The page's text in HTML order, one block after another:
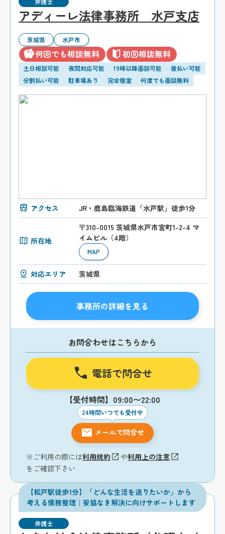
アディーレ法律事務所 水戸支店
茨城県 水戸市
何回でも相談無料 初回相談無料
土日相談可能 夜間対応可能 19時以降面談可能
後払い可能
分割払い可能
駐車場あり 完全個室 何度でも面談無料
アクセス JR・鹿島臨海鉄道「水戸駅」徒歩1分
所在地
〒310-0015 茨城県水戸市宮町1-2-4 マ
イムビル（4階）
MAP
対応エリア 茨城県
事務所の詳細を見る
お問合わせはこちらから
電話で問合せ
【受付時間】09:00〜22:00
24時間いつでも受付中
メールで問合せ
※ご利用の際には利用規約 や利用上の注意
をご確認下さい
【松戸駅徒歩1分】「どんな生活を送りたいか」から
考える債務整理｜妥協なき解決に向けサポートします
弁護士